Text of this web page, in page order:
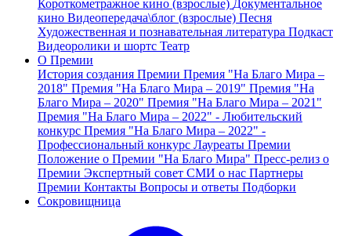
Короткометражное кино (взрослые) Документальное
кино Видеопередача\блог (взрослые) Песня
Художественная и познавательная литература Подкаст
Видеоролики и шортс Театр
О Премии
История создания Премии Премия "На Благо Мира –
2018" Премия "На Благо Мира – 2019" Премия "На
Благо Мира – 2020" Премия "На Благо Мира – 2021"
Премия "На Благо Мира – 2022" - Любительский
конкурс Премия "На Благо Мира – 2022" -
Профессиональный конкурс Лауреаты Премии
Положение о Премии "На Благо Мира" Пресс-релиз о
Премии Экспертный совет СМИ о нас Партнеры
Премии Контакты Вопросы и ответы Подборки
Сокровищница